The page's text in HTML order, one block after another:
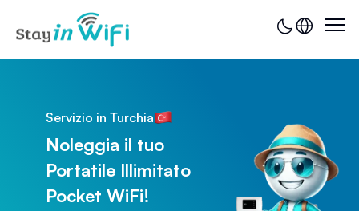
Servizio in Turchia
Noleggia il tuo
Portatile Illimitato
Pocket WiFi!